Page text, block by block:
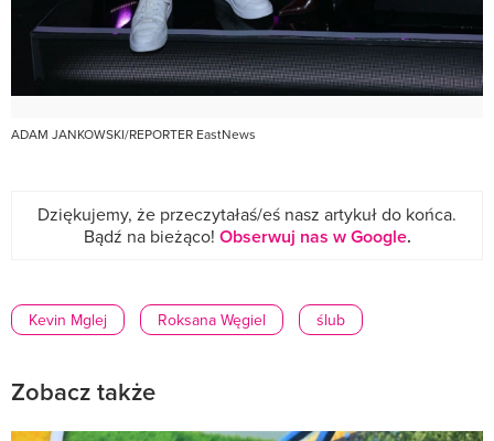
ADAM JANKOWSKI/REPORTER EastNews
Dziękujemy, że przeczytałaś/eś nasz artykuł do końca.
Bądź na bieżąco! Obserwuj nas w Google.
Kevin Mglej Roksana Węgiel ślub
Zobacz także